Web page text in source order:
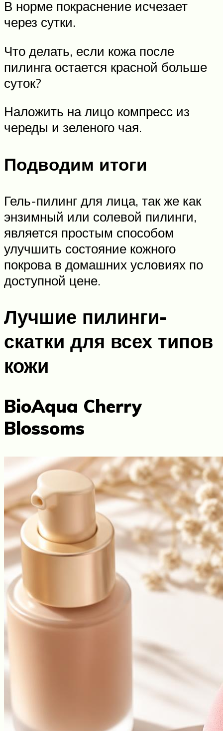
В норме покраснение исчезает
через сутки.
Что делать, если кожа после
пилинга остается красной больше
суток?
Наложить на лицо компресс из
череды и зеленого чая.
Подводим итоги
Гель-пилинг для лица, так же как
энзимный или солевой пилинги,
является простым способом
улучшить состояние кожного
покрова в домашних условиях по
доступной цене.
Лучшие пилинги-
скатки для всех типов
кожи
BioAqua Cherry
Blossoms